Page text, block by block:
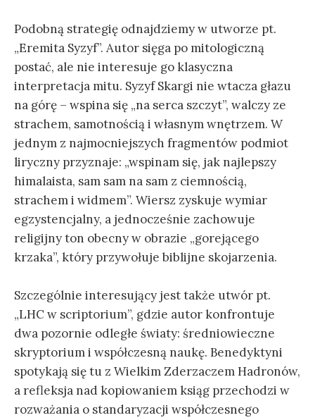
Podobną strategię odnajdziemy w utworze pt.
„Eremita Syzyf”. Autor sięga po mitologiczną
postać, ale nie interesuje go klasyczna
interpretacja mitu. Syzyf Skargi nie wtacza głazu
na górę – wspina się „na serca szczyt”, walczy ze
strachem, samotnością i własnym wnętrzem. W
jednym z najmocniejszych fragmentów podmiot
liryczny przyznaje: „wspinam się, jak najlepszy
himalaista, sam sam na sam z ciemnością,
strachem i widmem”. Wiersz zyskuje wymiar
egzystencjalny, a jednocześnie zachowuje
religijny ton obecny w obrazie „gorejącego
krzaka”, który przywołuje biblijne skojarzenia.
Szczególnie interesujący jest także utwór pt.
„LHC w scriptorium”, gdzie autor konfrontuje
dwa pozornie odległe światy: średniowieczne
skryptorium i współczesną naukę. Benedyktyni
spotykają się tu z Wielkim Zderzaczem Hadronów,
a refleksja nad kopiowaniem ksiąg przechodzi w
rozważania o standaryzacji współczesnego